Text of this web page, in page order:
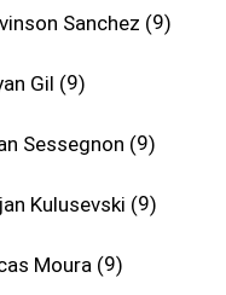
Sanchez 9
Gil 9
Sessegnon 9
Kulusevski 9
Moura 9